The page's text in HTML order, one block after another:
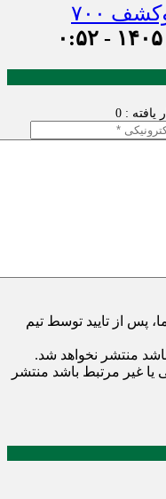
هلاکت چهار شرور مسلح وکشف ۷۰۰
یافته : 0
پس از تایید توسط تیم
منتشر نخواهد شد.
یا غیر مرتبط باشد منتشر